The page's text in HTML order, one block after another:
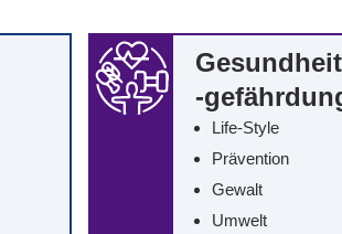
-
Life-Style
Prävention
Gewalt
Umwelt